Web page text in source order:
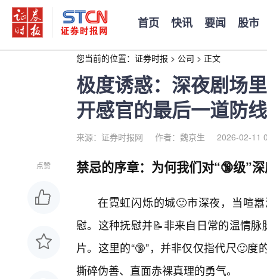
首页 快讯 要闻 股市
您当前的位置： 证券时报 > 公司 > 正文
极度诱惑：深夜剧场
开感官的最后一道防线
来源：证券时报网 作者：魏京生 2026-02-11
点赞 禁忌的序章：为何我们对“🔞级”
在霓虹闪烁的城🙂市深夜，当喧
慰。这种抚慰并📝非来自日常的温情
片。这里的“🔞”，并非仅仅指代尺🙂
撕碎伪善、直面赤裸真理的勇气。